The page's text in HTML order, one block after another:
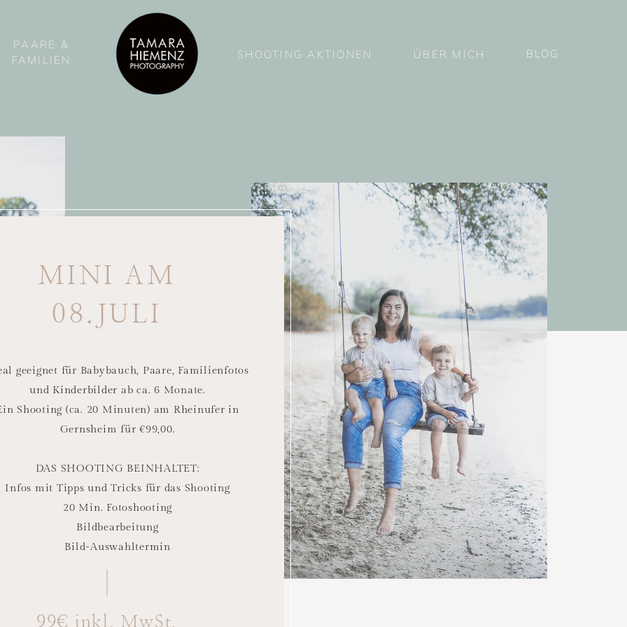
BLOG
SHOOTING AKTIONEN ÜBER MICH
PAARE &
FAMILIEN
99€ inkl. MwSt.
geeignet für Babybauch, Paare, Familienfotos
und Kinderbilder ab ca. 6 Monate.
Shooting (ca. 20 Minuten) am Rheinufer in
Gernsheim für €99,00.
DAS SHOOTING BEINHALTET:
Infos mit Tipps und Tricks für das Shooting
20 Min. Fotoshooting
Bildbearbeitung
Bild-Auswahltermin
MINI AM
08.JULI